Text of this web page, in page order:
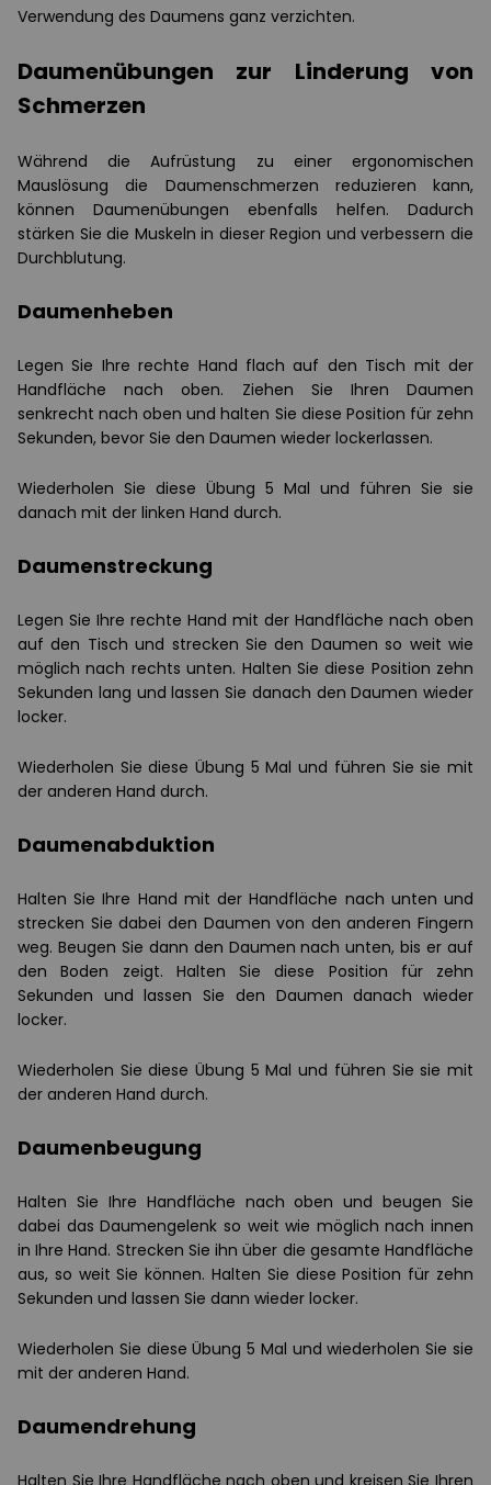
Verwendung des Daumens ganz verzichten.
Daumenübungen zur Linderung von
Schmerzen
Während die Aufrüstung zu einer ergonomischen
Mauslösung die Daumenschmerzen reduzieren kann,
können Daumenübungen ebenfalls helfen. Dadurch
stärken Sie die Muskeln in dieser Region und verbessern die
Durchblutung.
Daumenheben
Legen Sie Ihre rechte Hand flach auf den Tisch mit der
Handfläche nach oben. Ziehen Sie Ihren Daumen
senkrecht nach oben und halten Sie diese Position für zehn
Sekunden, bevor Sie den Daumen wieder lockerlassen.
Wiederholen Sie diese Übung 5 Mal und führen Sie sie
danach mit der linken Hand durch.
Daumenstreckung
Legen Sie Ihre rechte Hand mit der Handfläche nach oben
auf den Tisch und strecken Sie den Daumen so weit wie
möglich nach rechts unten. Halten Sie diese Position zehn
Sekunden lang und lassen Sie danach den Daumen wieder
locker.
Wiederholen Sie diese Übung 5 Mal und führen Sie sie mit
der anderen Hand durch.
Daumenabduktion
Halten Sie Ihre Hand mit der Handfläche nach unten und
strecken Sie dabei den Daumen von den anderen Fingern
weg. Beugen Sie dann den Daumen nach unten, bis er auf
den Boden zeigt. Halten Sie diese Position für zehn
Sekunden und lassen Sie den Daumen danach wieder
locker.
Wiederholen Sie diese Übung 5 Mal und führen Sie sie mit
der anderen Hand durch.
Daumenbeugung
Halten Sie Ihre Handfläche nach oben und beugen Sie
dabei das Daumengelenk so weit wie möglich nach innen
in Ihre Hand. Strecken Sie ihn über die gesamte Handfläche
aus, so weit Sie können. Halten Sie diese Position für zehn
Sekunden und lassen Sie dann wieder locker.
Wiederholen Sie diese Übung 5 Mal und wiederholen Sie sie
mit der anderen Hand.
Daumendrehung
Halten Sie Ihre Handfläche nach oben und kreisen Sie Ihren